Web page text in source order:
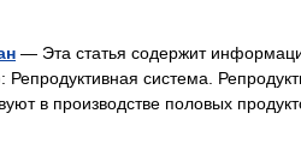
— Эта статья содержит
Репродуктивная система.
в производстве половых